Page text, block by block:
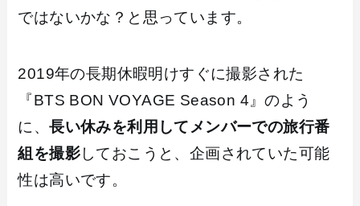
ではないかな？と思っています。
2019年の長期休暇明けすぐに撮影された
『BTS BON VOYAGE Season 4』のよう
に、長い休みを利用してメンバーでの旅行番
組を撮影しておこうと、企画されていた可能
性は高いです。